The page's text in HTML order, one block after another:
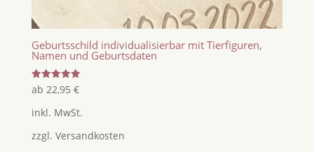
Geburtsschild individualisierbar mit Tierfiguren,
Namen und Geburtsdaten
Bewertet
mit
von 5
ab 22,95 €
inkl. MwSt.
zzgl. Versandkosten